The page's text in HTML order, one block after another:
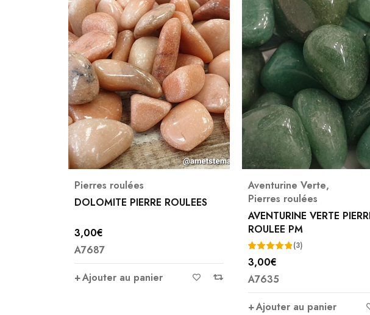
Pierres roulées
DOLOMITE PIERRE ROULEES
3,00€
A7687
Ajouter au panier
Aventurine Verte,
Pierres roulées
AVENTURINE VERTE
ROULEE PM
Note5.00
sur 5
(3)
3,00€
A7635
Ajouter au panier